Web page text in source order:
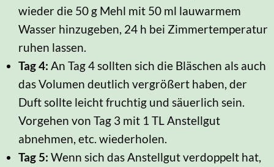
wieder die 50 g Mehl mit 50 ml lauwarmem
Wasser hinzugeben, 24 h bei Zimmertemperatur
ruhen lassen.
Tag 4: An Tag 4 sollten sich die Bläschen als auch
das Volumen deutlich vergrößert haben, der
Duft sollte leicht fruchtig und säuerlich sein.
Vorgehen von Tag 3 mit 1 TL Anstellgut
abnehmen, etc. wiederholen.
Tag 5: Wenn sich das Anstellgut verdoppelt hat,